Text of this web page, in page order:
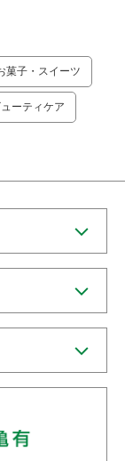
菓子・スイーツ
ューティケア